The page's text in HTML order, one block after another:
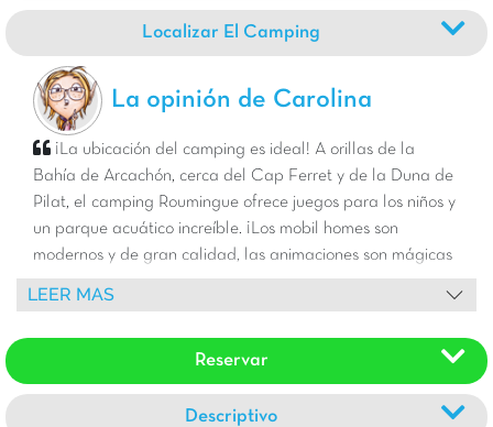
Localizar El Camping
La opinión de Carolina
¡La ubicación del camping es ideal! A orillas de la
Bahía de Arcachón, cerca del Cap Ferret y de la Duna de
Pilat, el camping Roumingue ofrece juegos para los niños y
un parque acuático increíble. ¡Los mobil homes son
modernos y de gran calidad, las animaciones son mágicas
y las vacaciones son inolvidables!
LEER MAS
Reservar
Descriptivo